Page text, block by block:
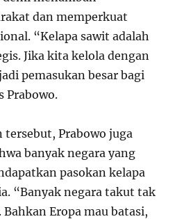
dan memperkuat
“Kelapa sawit adalah
Jika kita kelola dengan
pemasukan besar bagi
Prabowo.
tersebut, Prabowo juga
banyak negara yang
pasokan kelapa
“Banyak negara takut tak
Eropa mau batasi,